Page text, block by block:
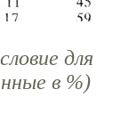
для
в %)